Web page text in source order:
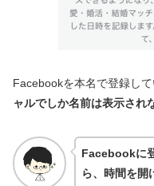
Facebookを本名で登録して
ャルでしか名前は表示され
Facebookに
ら、時間を開